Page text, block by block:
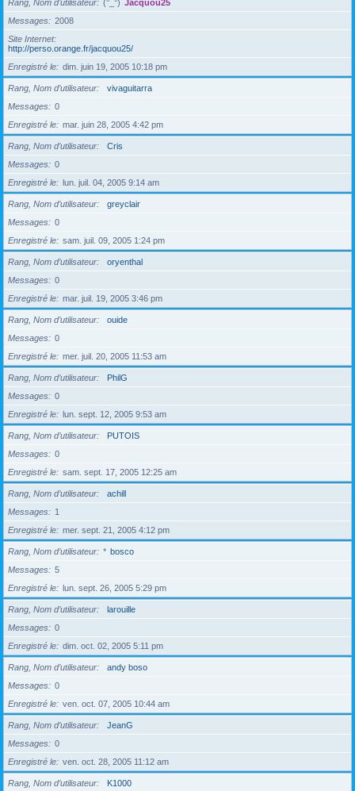
Rang, Nom d’utilisateur (°_°) Jacquou25
Messages
2008
Site Internet
http://perso.orange.fr/jacquou25/
Enregistré le
dim. juin 19, 2005 10:18 pm
Rang, Nom d’utilisateur
vivaguitarra
Messages
0
Enregistré le
mar. juin 28, 2005 4:42 pm
Rang, Nom d’utilisateur
Cris
Messages
0
Enregistré le
lun. juil. 04, 2005 9:14 am
Rang, Nom d’utilisateur
greyclair
Messages
0
Enregistré le
sam. juil. 09, 2005 1:24 pm
Rang, Nom d’utilisateur
oryenthal
Messages
0
Enregistré le
mar. juil. 19, 2005 3:46 pm
Rang, Nom d’utilisateur
ouide
Messages
0
Enregistré le
mer. juil. 20, 2005 11:53 am
Rang, Nom d’utilisateur
PhilG
Messages
0
Enregistré le
lun. sept. 12, 2005 9:53 am
Rang, Nom d’utilisateur
PUTOIS
Messages
0
Enregistré le
sam. sept. 17, 2005 12:25 am
Rang, Nom d’utilisateur
achill
Messages
1
Enregistré le
mer. sept. 21, 2005 4:12 pm
Rang, Nom d’utilisateur * bosco
Messages
5
Enregistré le
lun. sept. 26, 2005 5:29 pm
Rang, Nom d’utilisateur
larouille
Messages
0
Enregistré le
dim. oct. 02, 2005 5:11 pm
Rang, Nom d’utilisateur
andy boso
Messages
0
Enregistré le
ven. oct. 07, 2005 10:44 am
Rang, Nom d’utilisateur
JeanG
Messages
0
Enregistré le
ven. oct. 28, 2005 11:12 am
Rang, Nom d’utilisateur
K1000